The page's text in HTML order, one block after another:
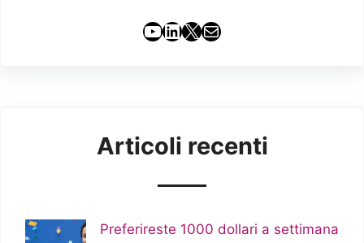
YouTube
LinkedIn
X Email
Articoli recenti
Preferireste 1000 dollari a settimana